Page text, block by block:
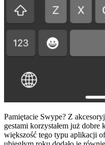
Pamiętacie Swype? Z
gestami korzystałem już
większość tego typu aplikacji